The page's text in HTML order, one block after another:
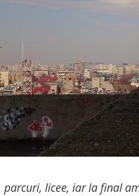
licee, iar la final